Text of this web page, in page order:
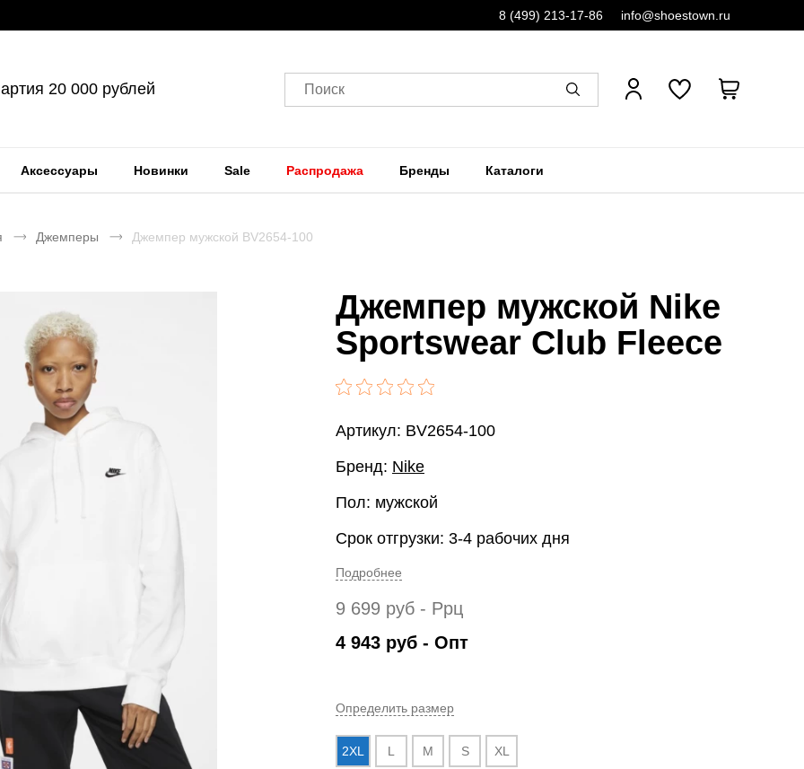
8 (499) 213-17-86 info@shoestown.ru
20 000 рублей Поиск
Аксессуары Новинки Sale Распродажа Бренды Каталоги
Джемперы Джемпер мужской BV2654-100
Джемпер мужской Nike
Sportswear Club Fleece
Артикул: BV2654-100
Бренд: Nike
Пол: мужской
Срок отгрузки: 3-4 рабочих дня
Подробнее
9 699 руб - Ррц
4 943 руб - Опт
Определить размер
2XL L M S XL